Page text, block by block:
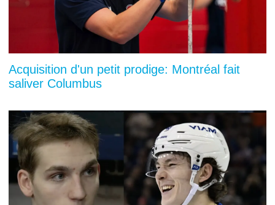
Acquisition d'un petit prodige: Montréal fait
saliver Columbus